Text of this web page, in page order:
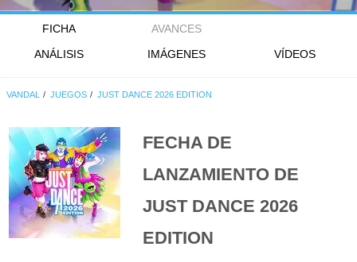
FICHA
AVANCES
ANÁLISIS
IMÁGENES VÍDEOS
VANDAL JUEGOS JUST DANCE 2026 EDITION
FECHA DE
LANZAMIENTO DE
JUST DANCE 2026
EDITION